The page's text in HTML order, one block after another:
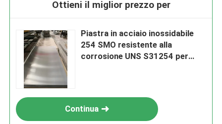
Ottieni il miglior prezzo per
Piastra in acciaio inossidabile
254 SMO resistente alla
corrosione UNS S31254 per
Continua